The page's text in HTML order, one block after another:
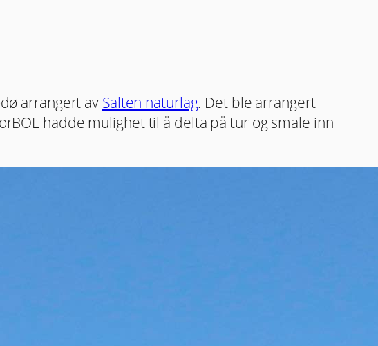
arrangert av Salten naturlag. Det ble arrangert
hadde mulighet til å delta på tur og smale inn